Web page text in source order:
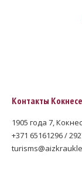
Контакты
1905 года 7,
+371 65161296 /